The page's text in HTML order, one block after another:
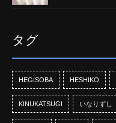
タグ
HEGISOBA HESHIKO
KINUKATSUGI いなりずし